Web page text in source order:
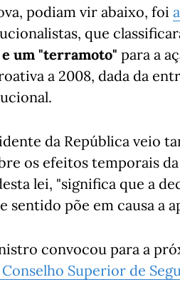
podiam vir abaixo, foi
que
um "terramoto" para a
a 2008, dada da
da República veio
os efeitos temporais
lei, "significa que a
sentido põe em causa a
convocou para a
Superior de